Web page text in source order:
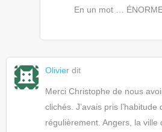
En un mot …
Olivier dit
Merci Christophe de nous
clichés. J’avais pris
régulièrement. Angers, la ville